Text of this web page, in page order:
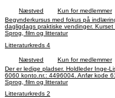
Næstved Kun for medlemmer
Begynderkursus med fokus på
dagligdags praktiske vendinger.
deltagernes ønsker. Opbygning af
Sprog, film og litteratur
Litteraturkreds 4
Næstved Kun for medlemmer
Der er ledige pladser. Holdleder Inge-Lise Frost. Pris Kr.
Sprog, film og litteratur
Litteraturkreds 2